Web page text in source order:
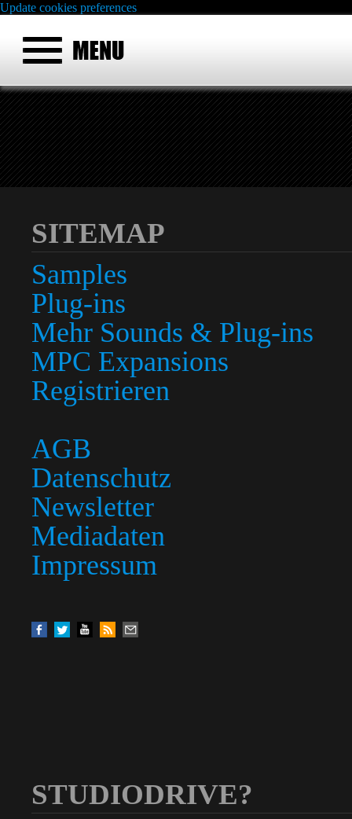
Update cookies preferences
SITEMAP
Samples
Plug-ins
Mehr Sounds & Plug-ins
MPC Expansions
Registrieren
AGB
Datenschutz
Newsletter
Mediadaten
Impressum
STUDIODRIVE?